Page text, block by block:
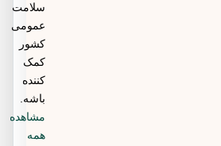
سلامت
عمومی
کشور
باشه.
مشاهده